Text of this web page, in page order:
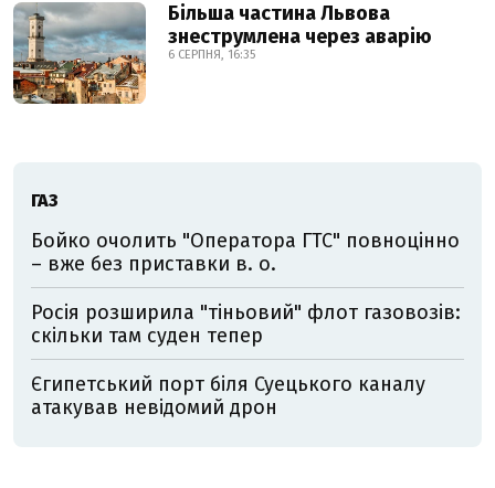
Більша частина Львова
знеструмлена через аварію
6 СЕРПНЯ, 16:35
ГАЗ
Бойко очолить "Оператора ГТС" повноцінно
– вже без приставки в. о.
Росія розширила "тіньовий" флот газовозів:
скільки там суден тепер
Єгипетський порт біля Суецького каналу
атакував невідомий дрон